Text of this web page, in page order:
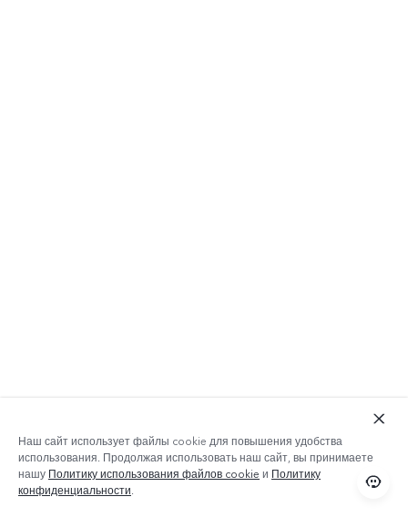
Наш сайт использует файлы cookie для повышения удобства
использования. Продолжая использовать наш сайт, вы принимаете
нашу Политику использования файлов cookie и Политику
конфиденциальности.